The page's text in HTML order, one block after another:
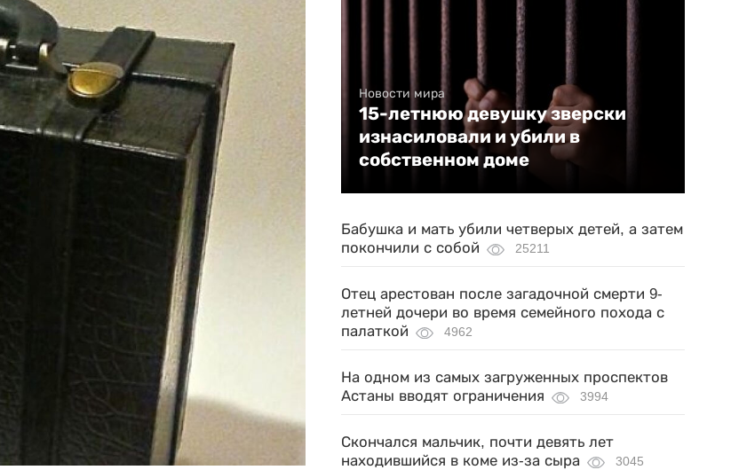
Новости мира
15-летнюю девушку зверски
изнасиловали и убили в
собственном доме
Бабушка и мать убили четверых детей, а затем
покончили с собой
25211
Отец арестован после загадочной смерти 9-
летней дочери во время семейного похода с
палаткой
4962
На одном из самых загруженных проспектов
Астаны вводят ограничения
3994
Скончался мальчик, почти девять лет
находившийся в коме из-за сыра
3045